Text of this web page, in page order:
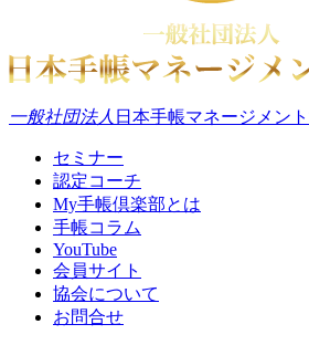
一般社団法人 日本手帳マネージメン
セミナー
認定コーチ
My手帳倶楽部とは
手帳コラム
YouTube
会員サイト
協会について
お問合せ